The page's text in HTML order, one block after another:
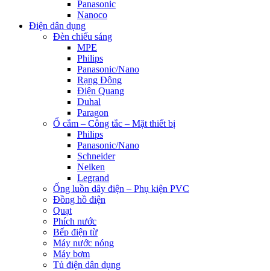
Panasonic
Nanoco
Điện dân dụng
Đèn chiếu sáng
MPE
Philips
Panasonic/Nano
Rạng Đông
Điện Quang
Duhal
Paragon
Ổ cắm – Công tắc – Mặt thiết bị
Philips
Panasonic/Nano
Schneider
Neiken
Legrand
Ống luồn dây điện – Phụ kiện PVC
Đồng hồ điện
Quạt
Phích nước
Bếp điện từ
Máy nước nóng
Máy bơm
Tủ điện dân dụng